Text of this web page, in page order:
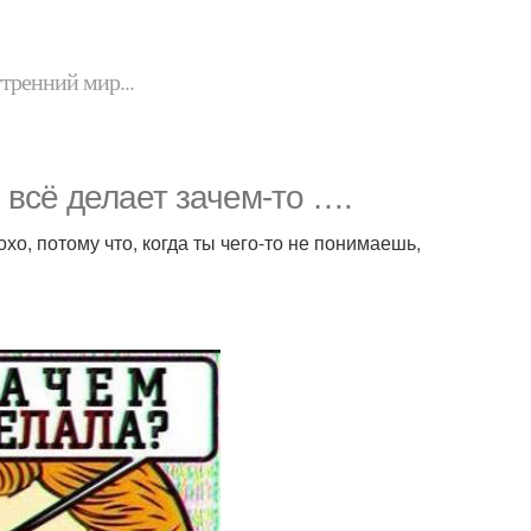
мир...
всё делает зачем-то ….
потому что, когда ты чего-то не понимаешь,